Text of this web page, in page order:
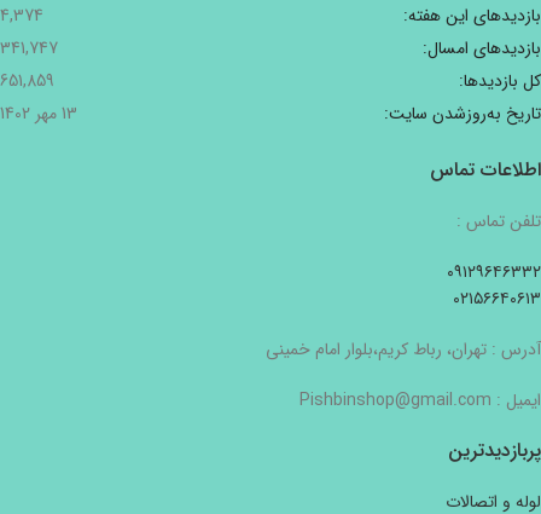
بازدیدهای این هفته:
4,374
بازدیدهای امسال:
341,747
کل بازدیدها:
651,859
تاریخ به‌روزشدن سایت:
13 مهر 1402
اطلاعات تماس
تلفن تماس :
۰۹۱۲۹۶۴۶۳۳۲
۰۲۱۵۶۶۴۰۶۱۳
آدرس : تهران، رباط کریم،بلوار امام خمینی
ایمیل : Pishbinshop@gmail.com
پربازدیدترین
لوله و اتصالات